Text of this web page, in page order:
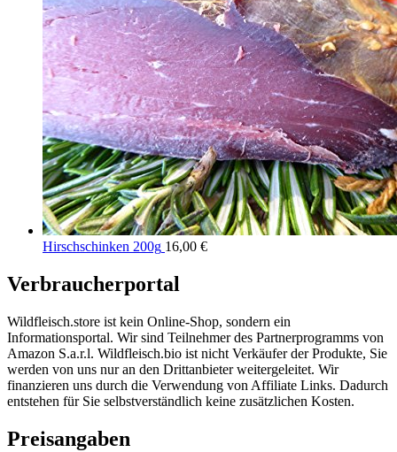
Hirschschinken 200g 16,00 €
Verbraucherportal
Wildfleisch.store ist kein Online-Shop, sondern ein
Informationsportal. Wir sind Teilnehmer des Partnerprogramms von
Amazon S.a.r.l. Wildfleisch.bio ist nicht Verkäufer der Produkte, Sie
werden von uns nur an den Drittanbieter weitergeleitet. Wir
finanzieren uns durch die Verwendung von Affiliate Links. Dadurch
entstehen für Sie selbstverständlich keine zusätzlichen Kosten.
Preisangaben